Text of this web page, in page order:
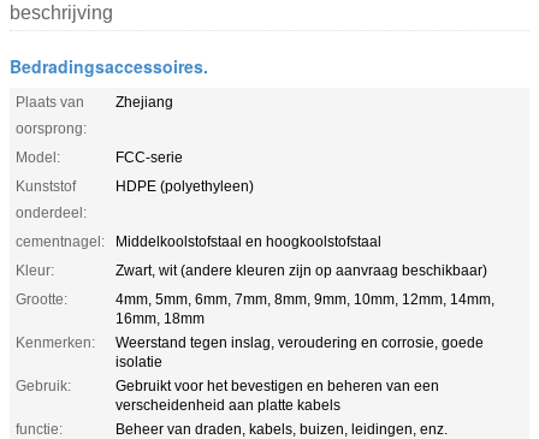
beschrijving
Bedradingsaccessoires.
Plaats van
oorsprong:
Zhejiang
Model:
FCC-serie
Kunststof
onderdeel:
HDPE (polyethyleen)
cementnagel:
Middelkoolstofstaal en hoogkoolstofstaal
Kleur:
Zwart, wit (andere kleuren zijn op aanvraag beschikbaar)
Grootte:
4mm, 5mm, 6mm, 7mm, 8mm, 9mm, 10mm, 12mm, 14mm,
16mm, 18mm
Kenmerken:
Weerstand tegen inslag, veroudering en corrosie, goede
isolatie
Gebruik:
Gebruikt voor het bevestigen en beheren van een
verscheidenheid aan platte kabels
functie:
Beheer van draden, kabels, buizen, leidingen, enz.